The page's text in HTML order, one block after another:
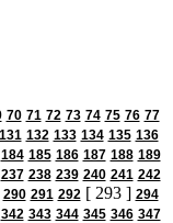
70 71 72 73 74 75 76 77
131 132 133 134 135 136
184 185 186 187 188 189
237 238 239 240 241 242
290 291 292 [ 293 ] 294
342 343 344 345 346 347